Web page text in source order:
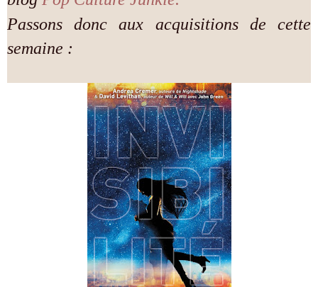
Passons donc aux acquisitions de cette
semaine :